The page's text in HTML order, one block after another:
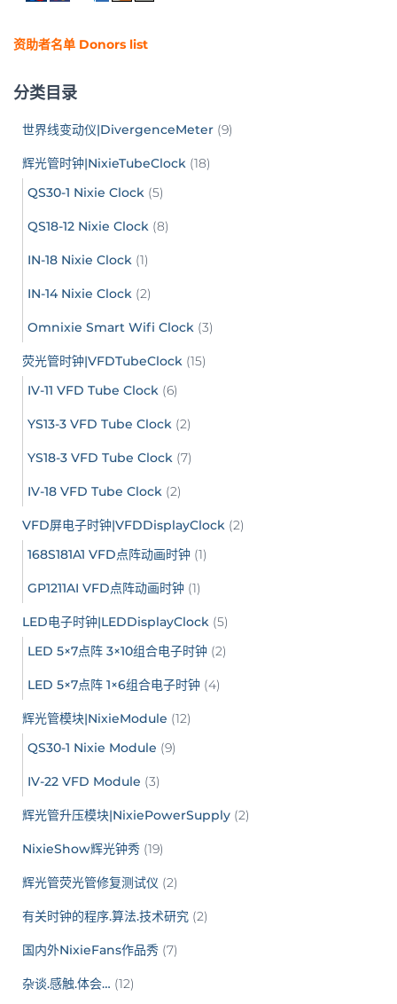
资助者名单 Donors list
分类目录
世界线变动仪|DivergenceMeter (9)
辉光管时钟|NixieTubeClock (18)
QS30-1 Nixie Clock (5)
QS18-12 Nixie Clock (8)
IN-18 Nixie Clock (1)
IN-14 Nixie Clock (2)
Omnixie Smart Wifi Clock (3)
荧光管时钟|VFDTubeClock (15)
IV-11 VFD Tube Clock (6)
YS13-3 VFD Tube Clock (2)
YS18-3 VFD Tube Clock (7)
IV-18 VFD Tube Clock (2)
VFD屏电子时钟|VFDDisplayClock (2)
168S181A1 VFD点阵动画时钟 (1)
GP1211AI VFD点阵动画时钟 (1)
LED电子时钟|LEDDisplayClock (5)
LED 5×7点阵 3×10组合电子时钟 (2)
LED 5×7点阵 1×6组合电子时钟 (4)
辉光管模块|NixieModule (12)
QS30-1 Nixie Module (9)
IV-22 VFD Module (3)
辉光管升压模块|NixiePowerSupply (2)
NixieShow辉光钟秀 (19)
辉光管荧光管修复测试仪 (2)
有关时钟的程序.算法.技术研究 (2)
国内外NixieFans作品秀 (7)
杂谈.感触.体会… (12)